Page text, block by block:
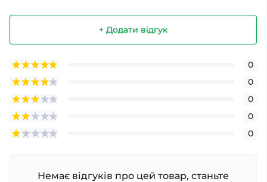
+ Додати відгук
0
0
0
0
0
Немає відгуків про цей товар, станьте